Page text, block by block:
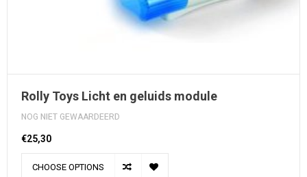
Rolly Toys Licht en geluids module
NOG NIET GEWAARDEERD
€25,30
CHOOSE OPTIONS